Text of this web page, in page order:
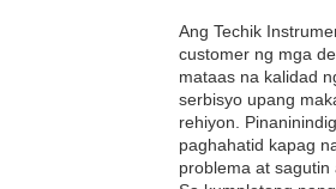
Ang Techik
customer ng mga
mataas na kalidad
serbisyo upang
rehiyon.
paghahatid kapag
problema at sagutin